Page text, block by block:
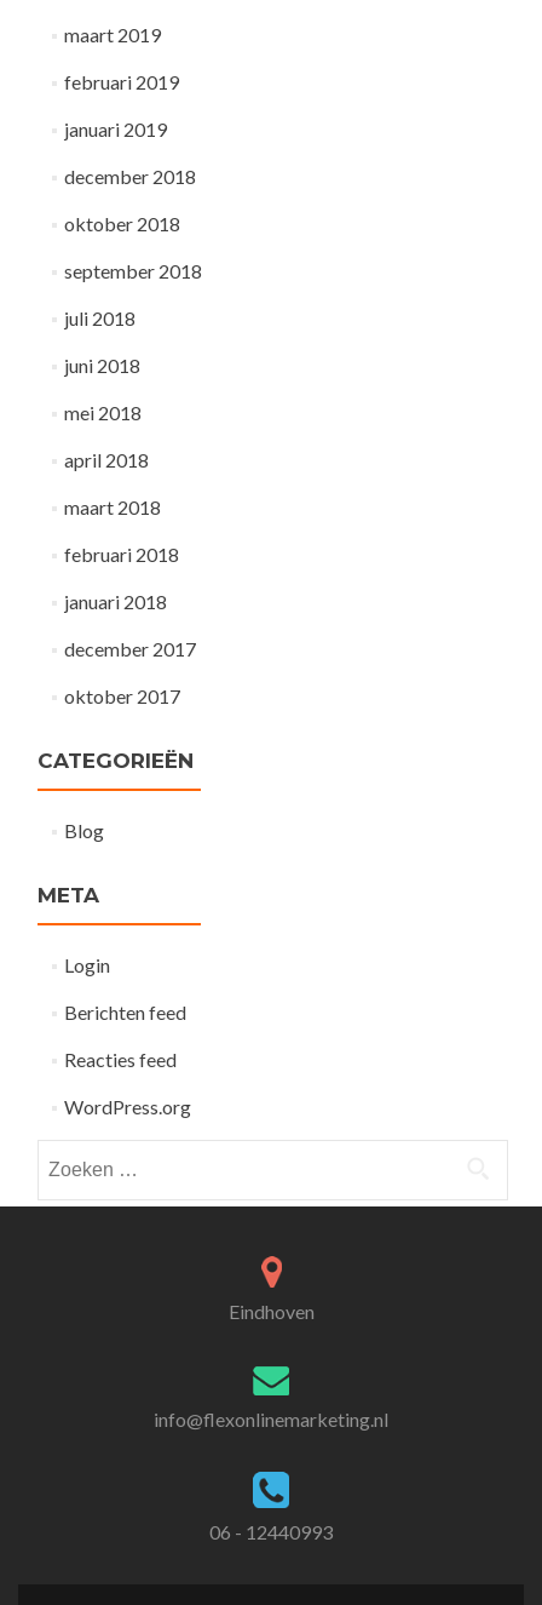
maart 2019
februari 2019
januari 2019
december 2018
oktober 2018
september 2018
juli 2018
juni 2018
mei 2018
april 2018
maart 2018
februari 2018
januari 2018
december 2017
oktober 2017
CATEGORIEËN
Blog
META
Login
Berichten feed
Reacties feed
WordPress.org
naar:
Eindhoven
info@flexonlinemarketing.nl
06 - 12440993